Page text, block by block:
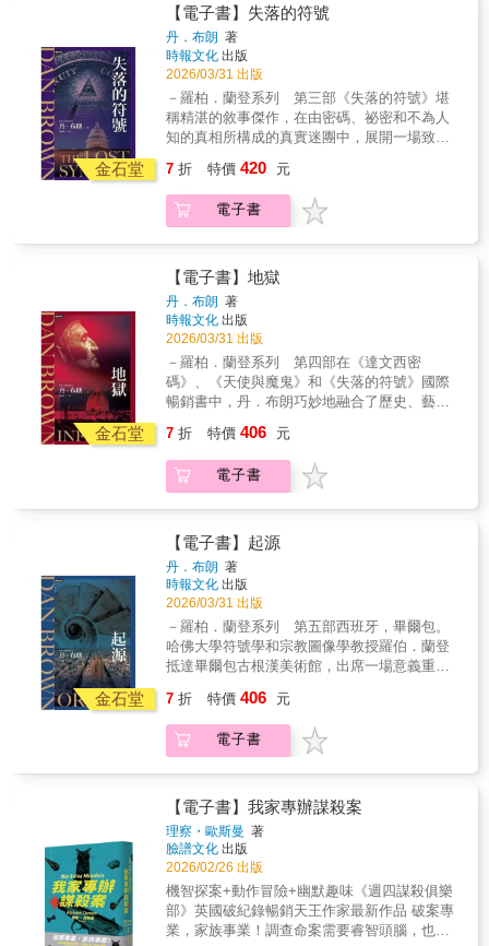
安會成員。錫安會是一個真實存在的祕密社
團，成員包括牛頓爵士、波提切利、雨果和達
文西等人。羅浮宮館長為了守護數百年以來錫
安會最神聖的祕密而獻出了自己的生命，這個
祕密隱藏了極為重要的宗教聖物的下落。蘭登
和納佛在巴黎、倫敦及其他各地，展開了一場
驚心動魄的追逐，並與一位神祕莫測的幕後操
縱者鬥智。這位幕後操縱者似乎效力於天主教
組織「主業會」，這是一個梵蒂岡認可的祕密
奪取錫安會的祕密。如果蘭登和納佛不能及時
解開這個錯綜複雜的謎題，錫安會的祕密以及
一個驚人的歷史真相，便將永遠消失。《達文
西密碼》巧妙融合了驚險刺激的冒險、嚴謹的
學術探討和犀利的智慧，塑造了符號學教授羅
伯．蘭登這個最具原創性的角色。這部史上最
受注目的驚悚小說，節奏明快、構思精巧、情
節跌宕起伏、引人入勝，結局更是出人意料。
金石堂
【電子書】失落的符號
丹．布朗 著
時報文化 出版
2026/03/31 出版
－羅柏．蘭登系列 第三部《失落的符號》堪
稱精湛的敘事傑作，在由密碼、祕密和不為人
知的真相所構成的真實迷團中，展開一場致命
之下。故事在華盛頓特區的隱祕密室、隧道和
神殿之中展開，懸疑緊湊，而結局令人難以置
信。哈佛大學符號學教授羅伯．蘭登受邀前往
現了一件令人不安的物品，巧妙地由五個符號
組成。蘭登認出這是一份古老的邀請函，引領
人們進入一個失落已久的神祕智慧世界。彼
得．所羅門是蘭登敬愛的導師，也是一位傑出
的共濟會成員和慈善家。所羅門慘遭綁架後，
蘭登意識到，拯救彼得的唯一希望就是接受這
份神祕的邀請，跟隨著指引，蘭登瞬間捲進一
個充滿共濟會祕密、塵封在歷史中的隱密世
界，這一切似乎都將他引向一個不可思議的真
丹．布朗的小說如同精妙絕倫的織錦，交織著
層層迷霧的歷史、神祕的符號和晦澀難解的密
碼，丹布朗以引人入勝、節奏明快的敘事手法
7 折 特價 420 元
電子書
金石堂
【電子書】地獄
丹．布朗 著
時報文化 出版
2026/03/31 出版
－羅柏．蘭登系列 第四部在《達文西密
碼》、《天使與魔鬼》和《失落的符號》國際
暢銷書中，丹．布朗巧妙地融合了歷史、藝
的領域，創作了《地獄》這部扣人心弦的小
說。在義大利的中心，哈佛大學符號學教授羅
伯．蘭登被捲入了一個令人毛骨悚然的世界，
蘭登與一位令人不寒而慄的對手展開搏鬥，並
破解一個精妙的謎題，將他帶入一個融合了古
典藝術、祕密通道和未來科技的世界。蘭登從
但丁的黑暗史詩中汲取靈感，分秒必爭地尋找
答案，在世界被逆轉之前，辨別出誰才是可以
信任的人……
7 折 特價 406 元
電子書
金石堂
【電子書】起源
丹．布朗 著
時報文化 出版
2026/03/31 出版
－羅柏．蘭登系列 第五部西班牙，畢爾包。
哈佛大學符號學和宗教圖像學教授羅伯．蘭登
抵達畢爾包古根漢美術館，出席一場意義重大
現即將揭曉。當晚的主持人艾德蒙．柯許，這
位四十歲的億萬富翁兼未來學家憑藉其令人眩
目的高科技發明和大膽的預測，成為享譽全球
破……這項突破將解答人類存在的兩個根本問
題。活動一開始，蘭登和數百位賓客便被一場
別出心裁的演講深深吸引，蘭登意識到，這場
演講的爭議遠超乎他的想像。然而，精心策劃
的晚會卻突然陷入混亂，柯許的珍貴發現岌岌
可危，隨時可能永遠消失。蘭登陷入困境，面
臨迫在眉睫的威脅，絕望地逃離畢爾包。與蘭
登同行的還有優雅的博物館館長安布拉．維
7 折 特價 406 元
電子書
【電子書】我家專辦謀殺案
理察・歐斯曼 著
臉譜文化 出版
2026/02/26 出版
機智探案+動作冒險+幽默趣味《週四謀殺俱樂
部》英國破紀錄暢銷天王作家最新作品 破案專
業，家族事業！調查命案需要睿智頭腦，也需